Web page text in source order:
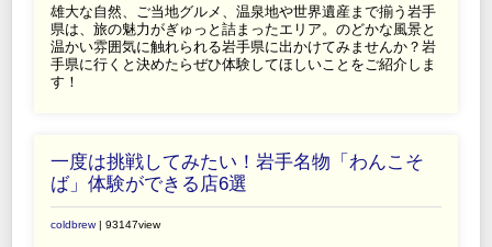
雄大な自然、ご当地グルメ、温泉地や世界遺産まで揃う岩手
県は、旅の魅力がぎゅっと詰まったエリア。のどかな風景と
温かい雰囲気に触れられる岩手県に出かけてみませんか？岩
手県に行くと決めたらぜひ体験してほしいことをご紹介しま
す！
一度は挑戦してみたい！岩手名物「わんこそ
ば」体験ができる店6選
coldbrew| 93147view